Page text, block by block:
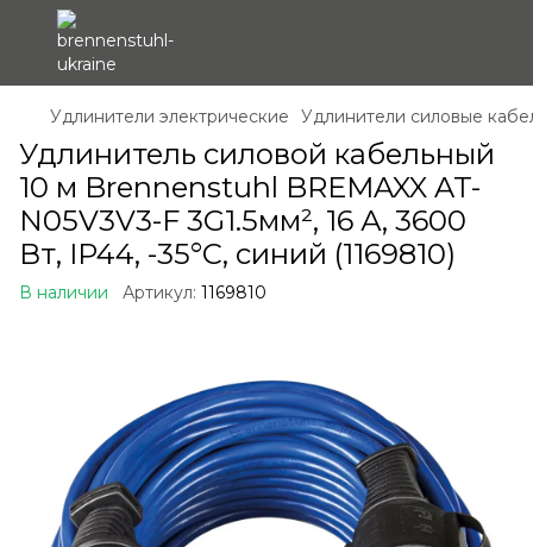
Удлинители электрические Удлинители силовые
Удлинитель силовой кабельный
10 м Brennenstuhl BREMAXX AT-
N05V3V3-F 3G1.5мм², 16 А, 3600
Вт, IP44, -35°С, синий (1169810)
В наличии Артикул: 1169810